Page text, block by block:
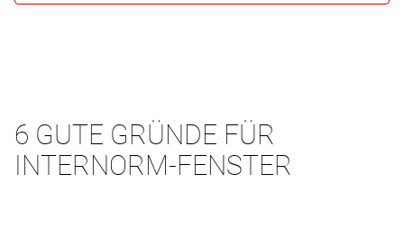
6 GUTE GRÜNDE FÜR
INTERNORM-FENSTER